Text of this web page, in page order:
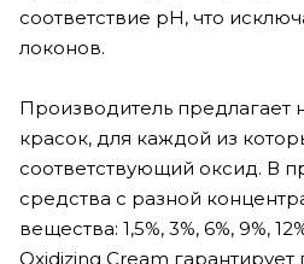
соответствие рН, что
локонов.
Производитель предлагает
красок, для каждой из
соответствующий оксид. В
средства с разной
вещества: 1,5%, 3%, 6%, 9%,
Oxidizing Cream